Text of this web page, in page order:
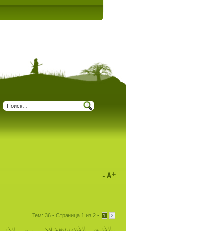
Тем: 36 • Страница 1 из 2 • 1 2